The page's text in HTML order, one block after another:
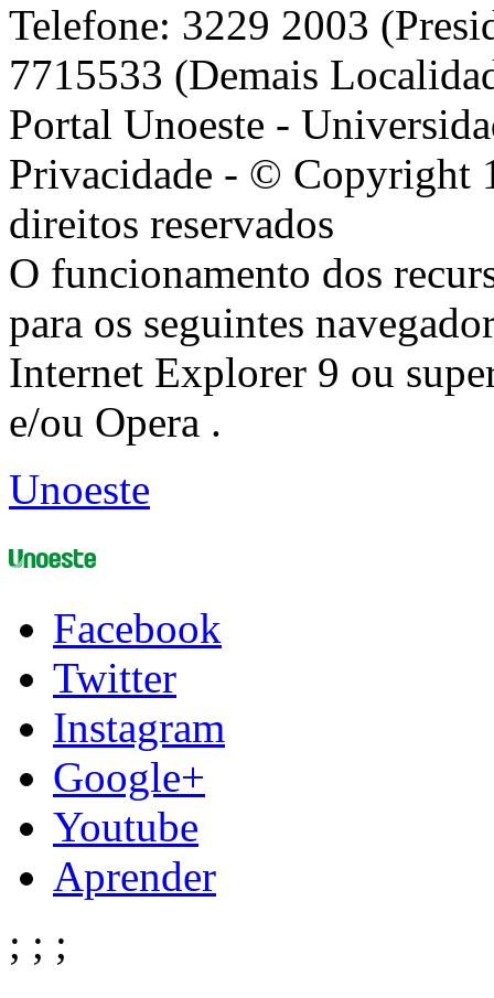
Telefone: 3229 2003
7715533 (Demais
Portal Unoeste -
Privacidade - © Copyright
direitos reservados
O funcionamento dos
para os seguintes
Internet Explorer 9 ou
e/ou Opera .
Unoeste
Facebook
Twitter
Instagram
Google+
Youtube
Aprender
; ; ;